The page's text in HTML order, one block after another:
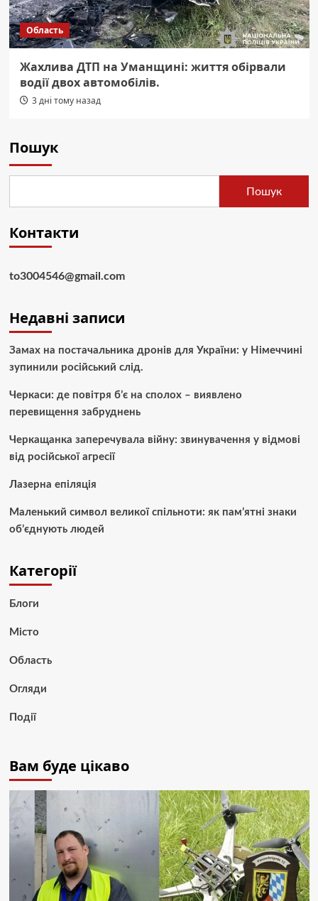
Область
Жахлива ДТП на Уманщині: життя обірвали
водії двох автомобілів.
3 дні тому назад
Пошук
Пошук
Контакти
to3004546@gmail.com
Недавні записи
Замах на постачальника дронів для України: у Німеччині
зупинили російський слід.
Черкаси: де повітря б’є на сполох – виявлено
перевищення забруднень
Черкащанка заперечувала війну: звинувачення у відмові
від російської агресії
Лазерна епіляція
Маленький символ великої спільноти: як пам’ятні знаки
об’єднують людей
Категорії
Блоги
Місто
Область
Огляди
Події
Вам буде цікаво